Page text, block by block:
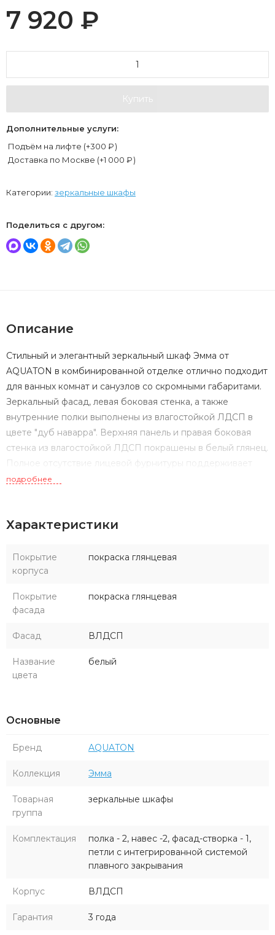
7 920 ₽
Купить
Дополнительные услуги:
Подъём на лифте (+300 ₽)
Доставка по Москве (+1 000 ₽)
Категории: зеркальные шкафы
Поделиться с другом:
Описание
Стильный и элегантный зеркальный шкаф Эмма от
AQUATON в комбинированной отделке отлично подходит
для ванных комнат и санузлов со скромными габаритами.
Зеркальный фасад, левая боковая стенка, а также
внутренние полки выполнены из влагостойкой ЛДСП в
цвете "дуб наварра". Верхняя панель и правая боковая
стенка из влагостойкой ЛДСП покрашены в белый глянец.
Полное отсутствие лицевой фурнитуры поддерживает
минималистичный дизайн модели. Петли с доводчиком
комплект с тумбой под раковину AQUATON Эмма.
подробнее
Характеристики
Покрытие
корпуса
покраска глянцевая
Покрытие
фасада
покраска глянцевая
Фасад ВЛДСП
Название
цвета
белый
Основные
Бренд AQUATON
Коллекция Эмма
Товарная
группа
зеркальные шкафы
Комплектация
полка - 2, навес -2, фасад-створка - 1,
петли с интегрированной системой
плавного закрывания
Корпус ВЛДСП
Гарантия 3 года